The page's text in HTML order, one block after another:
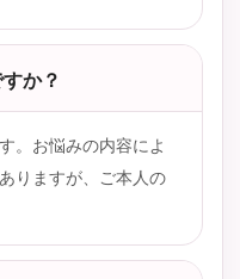
か？
。お悩みの内容によ
りますが、ご本人の